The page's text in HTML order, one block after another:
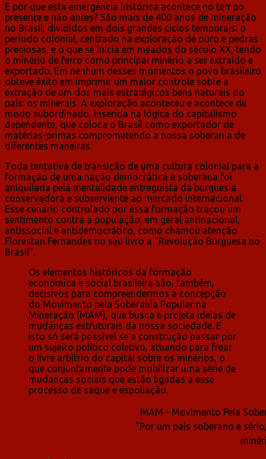
E por que esta emergência histórica acontece no tempo
presente e não antes? São mais de 400 anos de mineração
no Brasil, divididos em dois grandes ciclos temporais: o
período colonial, centrado na exploração de ouro e pedras
preciosas, e o que se inicia em meados do século XX, tendo
o minério de ferro como principal minério a ser extraído e
exportado. Em nenhum desses momentos o povo brasileiro
obteve êxito em imprimir um maior controle sobre a
extração de um dos mais estratégicos bens naturais do
país: os minerais. A exploração aconteceu e acontece de
modo subordinado, inserida na lógica do capitalismo
dependente, que coloca o Brasil como exportador de
matérias-primas comprometendo a nossa soberania de
diferentes maneiras.
Toda tentativa de transição de uma cultura colonial para a
formação de uma nação democrática e soberana foi
aniquilada pela mentalidade entreguista da burguesia
conservadora e subserviente ao mercado internacional.
Esse cenário controlado por essa formação traçou um
sentimento contra a população, em geral antinacional,
antissocial e antidemocrático, como chamou atenção
Florestan Fernandes no seu livro a “Revolução Burguesa no
Brasil”.
Os elementos históricos da formação
econômica e social brasileira são, também,
decisivos para compreendermos a concepção
do Movimento pela Soberania Popular na
Mineração (MAM), que busca e projeta ideias de
mudanças estruturais da nossa sociedade. E
isto só será possível se a construção passar por
um sujeito político coletivo, atuando para frear
o livre arbítrio do capital sobre os minérios, o
que conjuntamente pode mobilizar uma série de
mudanças sociais que estão ligadas a esse
processo de saque e espoliação.
MAM - Movimento Pela
"Por um país soberano e